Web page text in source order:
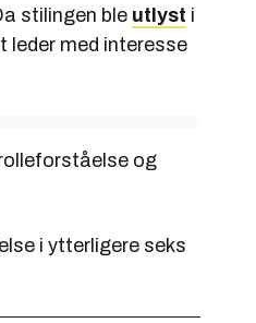
stilingen ble utlyst i
leder med interesse
og
i ytterligere seks